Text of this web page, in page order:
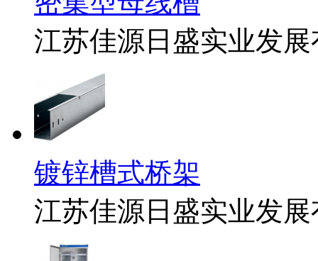
江苏佳源日盛实业发
镀锌槽式桥架
江苏佳源日盛实业发